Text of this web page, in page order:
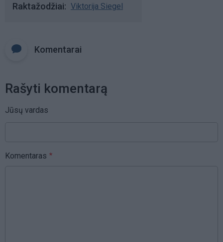
Raktažodžiai Viktorija Siegel
Komentarai
Rašyti komentarą
Jūsų vardas
Komentaras